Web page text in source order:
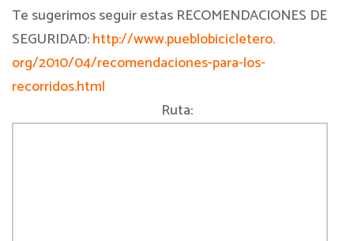
Te sugerimos seguir estas RECOMENDACIONES DE
SEGURIDAD:http://www.pueblobicicletero.
org/2010/04/recomendaciones-para-los-
recorridos.html
Ruta: